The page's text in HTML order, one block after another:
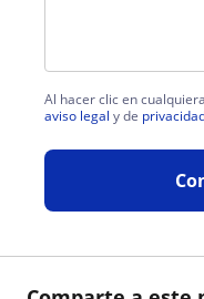
Al hacer clic en
aviso legal y de